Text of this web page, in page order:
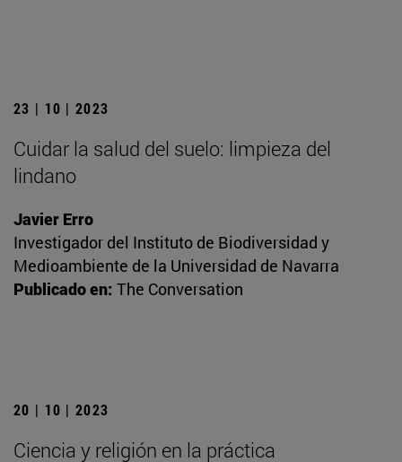
23 | 10 | 2023
Cuidar la salud del suelo: limpieza del
lindano
Javier Erro
Investigador del Instituto de Biodiversidad y
Medioambiente de la Universidad de Navarra
Publicado en: The Conversation
20 | 10 | 2023
Ciencia y religión en la práctica